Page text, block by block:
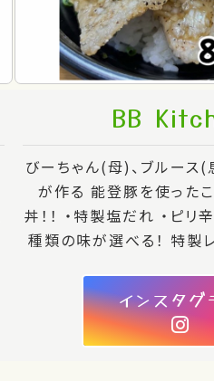
BB
びーちゃん(母)、ブルース
が作る 能登豚を使った
丼！！ ・特製塩だれ ・ピリ
種類の味が選べる！ 特製
インスタグ